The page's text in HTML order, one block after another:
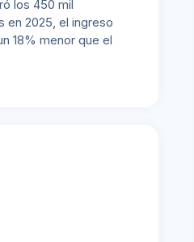
los 450 mil
en 2025, el ingreso
18% menor que el